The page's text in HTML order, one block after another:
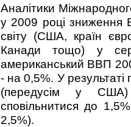
Аналітики
у 2009 році зниження
світу (США, країн
Канади тощо) у
американський ВВП
- на 0,5%. У результаті
(передусім у США)
сповільнитися до
2,5%).